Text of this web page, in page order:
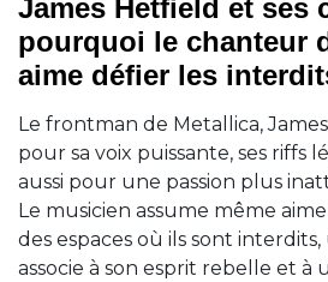
James Hetfield et ses
pourquoi le chanteur
aime défier les
Le frontman de Metallica,
pour sa voix puissante, ses riffs
aussi pour une passion plus
Le musicien assume même
des espaces où ils sont
associe à son esprit rebelle et à